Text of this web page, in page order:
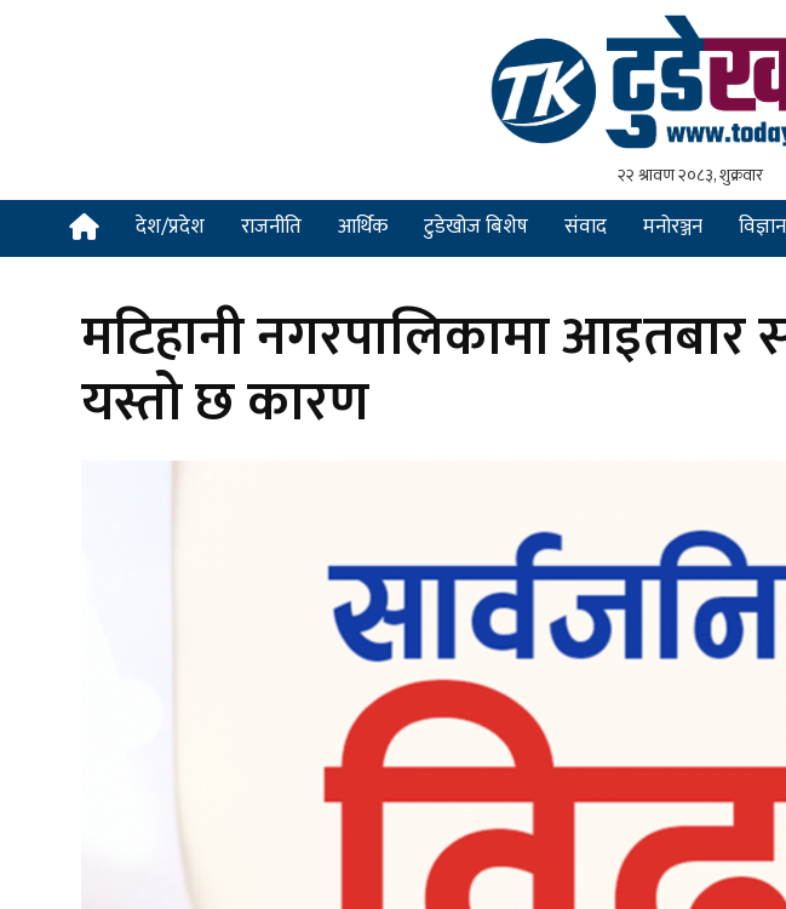
देश/प्रदेश राजनीति आर्थिक टुडेखोज बिशेष संवाद मनोरञ्जन
मटिहानी नगरपालिकामा आइतबार
यस्तो छ कारण